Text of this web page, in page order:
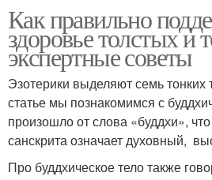
Как правильно
здоровье толстых и
экспертные советы
Эзотерики выделяют семь тонких
статье мы познакомимся с
произошло от слова «буддхи»,
санскрита означает духовный,
Про буддхическое тело также